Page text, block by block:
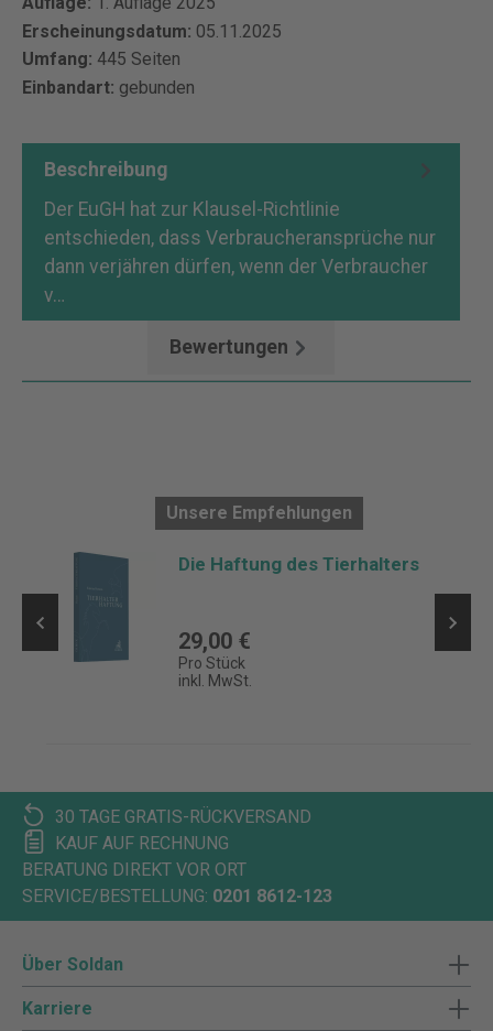
Erscheinungsdatum: 05.11.2025
Umfang: 445 Seiten
Einbandart: gebunden
Beschreibung
Der EuGH hat zur Klausel-Richtlinie
entschieden, dass Verbraucheransprüche nur
dann verjähren dürfen, wenn der Verbraucher
v…
Bewertungen
Unsere Empfehlungen
Die Haftung des Tierhalters
29,00 €
Pro Stück
inkl. MwSt.
30 TAGE GRATIS-RÜCKVERSAND
KAUF AUF RECHNUNG
BERATUNG DIREKT VOR ORT
SERVICE/BESTELLUNG: 0201 8612-123
Über Soldan
Karriere